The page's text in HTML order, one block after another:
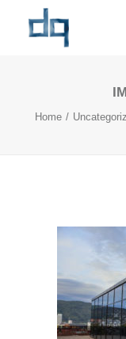
OM OSS
BÆREKRAFT
Home